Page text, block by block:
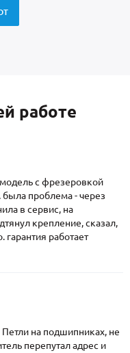
работе
с фрезеровкой
была проблема - через
в сервис, на
крепление, сказал,
гарантия работает
на подшипниках, не
перепутал адрес и